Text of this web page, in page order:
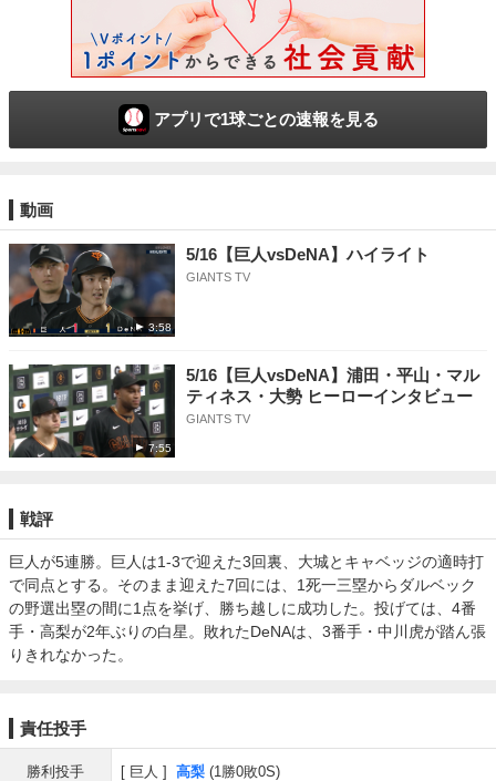
アプリで1球ごとの速報を見る
動画
3:58
5/16【巨人vsDeNA】ハイライト
GIANTS TV
7:55
5/16【巨人vsDeNA】浦田・平山・マル
ティネス・大勢 ヒーローインタビュー
GIANTS TV
戦評
巨人が5連勝。巨人は1-3で迎えた3回裏、大城とキャベッジの適時打
で同点とする。そのまま迎えた7回には、1死一三塁からダルベック
の野選出塁の間に1点を挙げ、勝ち越しに成功した。投げては、4番
手・高梨が2年ぶりの白星。敗れたDeNAは、3番手・中川虎が踏ん張
りきれなかった。
責任投手
勝利投手 巨人 高梨 (1勝0敗0S)